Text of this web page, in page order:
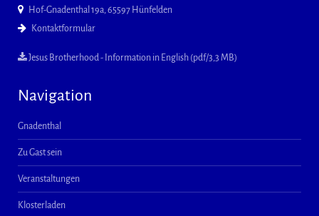
Hof-Gnadenthal 19a, 65597 Hünfelden
Kontaktformular
Jesus Brotherhood - Information in English (pdf/3,3 MB)
Navigation
Gnadenthal
Zu Gast sein
Veranstaltungen
Klosterladen